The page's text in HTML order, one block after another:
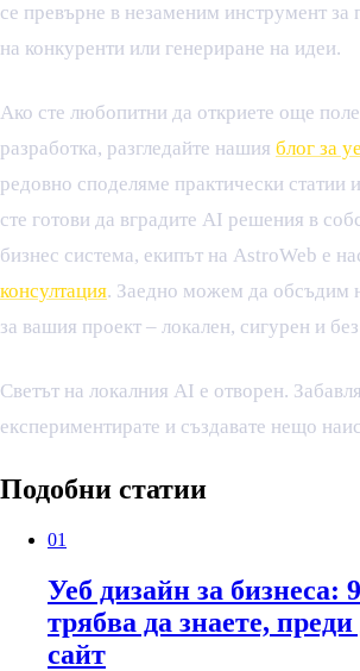
се превърне в незаменим инструмент за
на конкуренти или генериране на идеи.
Ако сте любопитни да откриете още
разработка, разгледайте нашия блог за
редовно споделяме практически статии
сте готови да вградите AI решения в
бизнес система, екипът на AstroWeb е
консултация. Заедно можем да обсъдим
за вашия проект – локален, сигурен и
Светът на локалния AI е отворен.
експериментирате и създавате нещо
Подобни статии
01
Уеб дизайн за бизнеса:
трябва да знаете,
сайт